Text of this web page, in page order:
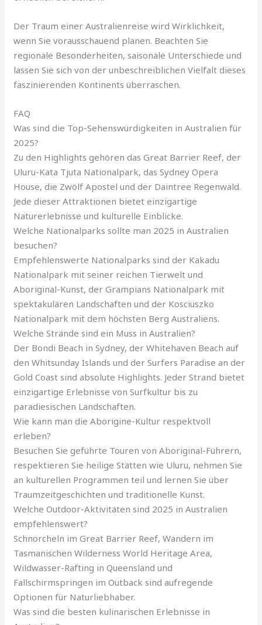
Der Traum einer Australienreise wird Wirklichkeit,
wenn Sie vorausschauend planen. Beachten Sie
regionale Besonderheiten, saisonale Unterschiede und
lassen Sie sich von der unbeschreiblichen Vielfalt dieses
faszinierenden Kontinents überraschen.
FAQ
Was sind die Top-Sehenswürdigkeiten in Australien für
2025?
Zu den Highlights gehören das Great Barrier Reef, der
Uluru-Kata Tjuta Nationalpark, das Sydney Opera
House, die Zwölf Apostel und der Daintree Regenwald.
Jede dieser Attraktionen bietet einzigartige
Naturerlebnisse und kulturelle Einblicke.
Welche Nationalparks sollte man 2025 in Australien
besuchen?
Empfehlenswerte Nationalparks sind der Kakadu
Nationalpark mit seiner reichen Tierwelt und
Aboriginal-Kunst, der Grampians Nationalpark mit
spektakulären Landschaften und der Kosciuszko
Nationalpark mit dem höchsten Berg Australiens.
Welche Strände sind ein Muss in Australien?
Der Bondi Beach in Sydney, der Whitehaven Beach auf
den Whitsunday Islands und der Surfers Paradise an der
Gold Coast sind absolute Highlights. Jeder Strand bietet
einzigartige Erlebnisse von Surfkultur bis zu
paradiesischen Landschaften.
Wie kann man die Aborigine-Kultur respektvoll
erleben?
Besuchen Sie geführte Touren von Aboriginal-Führern,
respektieren Sie heilige Stätten wie Uluru, nehmen Sie
an kulturellen Programmen teil und lernen Sie über
Traumzeitgeschichten und traditionelle Kunst.
Welche Outdoor-Aktivitäten sind 2025 in Australien
empfehlenswert?
Schnorcheln im Great Barrier Reef, Wandern im
Tasmanischen Wilderness World Heritage Area,
Wildwasser-Rafting in Queensland und
Fallschirmspringen im Outback sind aufregende
Optionen für Naturliebhaber.
Was sind die besten kulinarischen Erlebnisse in